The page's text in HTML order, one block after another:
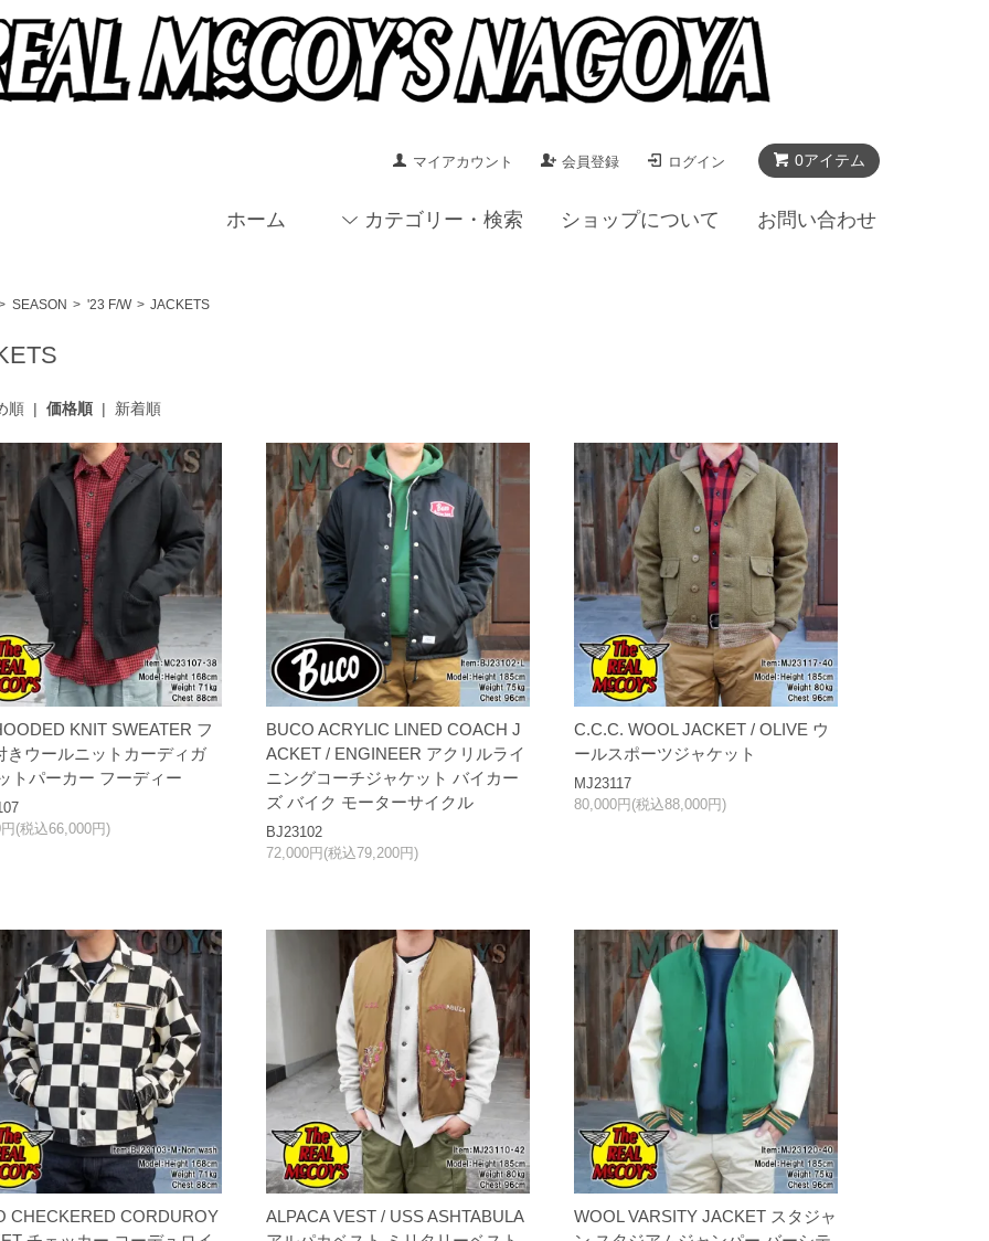
0アイテム
マイアカウント 会員登録 ログイン
ホーム カテゴリー・検索 ショップについて お問い合わせ
SEASON > '23 F/W > JACKETS
順| 価格順| 新着順
KNIT SWEATER フ
きウールニットカーディガ
トパーカー フーディー
(税込66,000円)
BUCO ACRYLIC LINED COACH J
ACKET / ENGINEER アクリルライ
ニングコーチジャケット バイカー
ズ バイク モーターサイクル
BJ23102
72,000円(税込79,200円)
C.C.C. WOOL JACKET / OLIVE ウ
ールスポーツジャケット
MJ23117
80,000円(税込88,000円)
CHECKERED CORDUROY
ALPACA VEST / USS ASHTABULA
WOOL VARSITY JACKET スタジャ